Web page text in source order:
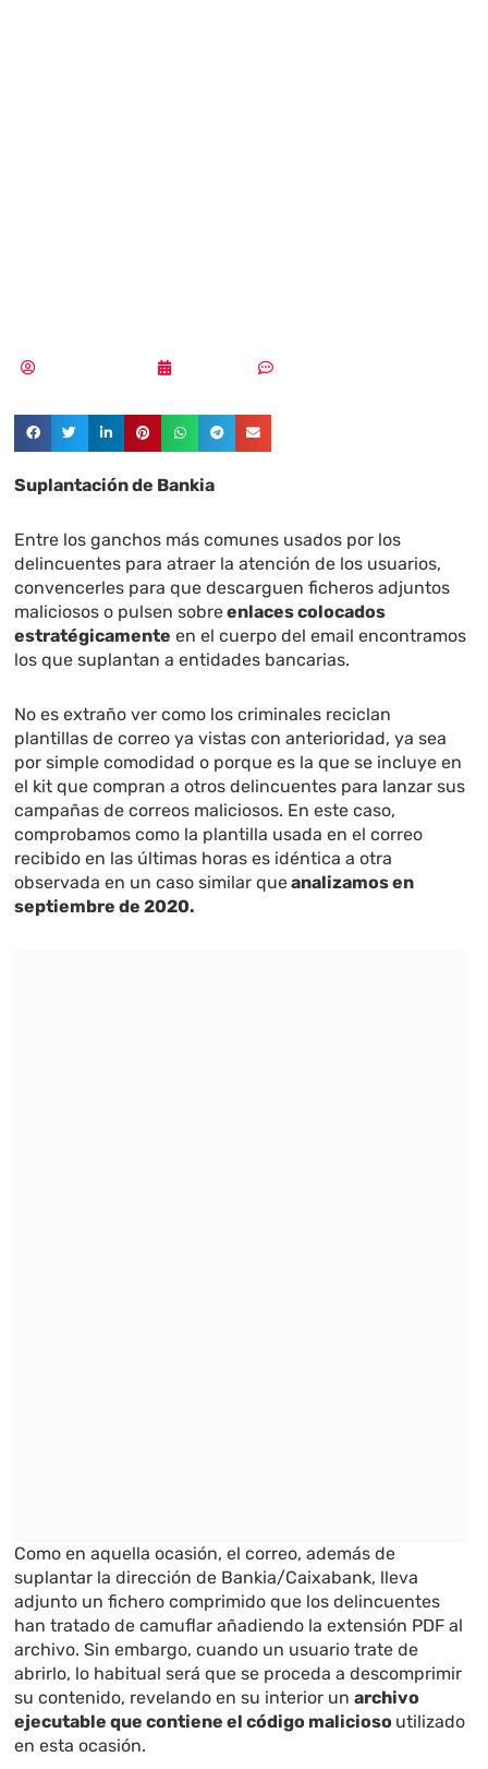
Suplantación de Bankia
Entre los ganchos más comunes usados por los
delincuentes para atraer la atención de los usuarios,
convencerles para que descarguen ficheros adjuntos
maliciosos o pulsen sobreenlaces colocados
estratégicamente en el cuerpo del email encontramos
los que suplantan a entidades bancarias.
No es extraño ver como los criminales reciclan
plantillas de correo ya vistas con anterioridad, ya sea
por simple comodidad o porque es la que se incluye en
el kit que compran a otros delincuentes para lanzar sus
campañas de correos maliciosos. En este caso,
comprobamos como la plantilla usada en el correo
recibido en las últimas horas es idéntica a otra
observada en un caso similar queanalizamos en
septiembre de 2020.
Como en aquella ocasión, el correo, además de
suplantar la dirección de Bankia/Caixabank, lleva
adjunto un fichero comprimido que los delincuentes
han tratado de camuflar añadiendo la extensión PDF al
archivo. Sin embargo, cuando un usuario trate de
abrirlo, lo habitual será que se proceda a descomprimir
su contenido, revelando en su interior unarchivo
ejecutable que contiene el código malicioso utilizado
en esta ocasión.